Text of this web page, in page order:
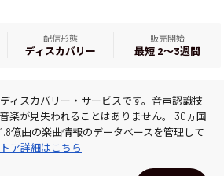
配信形態
ディスカバリー
販売開始
最短 2〜3週間
ィスカバリー・サービスです。音声認識技
楽が見失われることはありません。 30ヵ国
億曲の楽曲情報のデータベースを管理して
ア詳細はこちら